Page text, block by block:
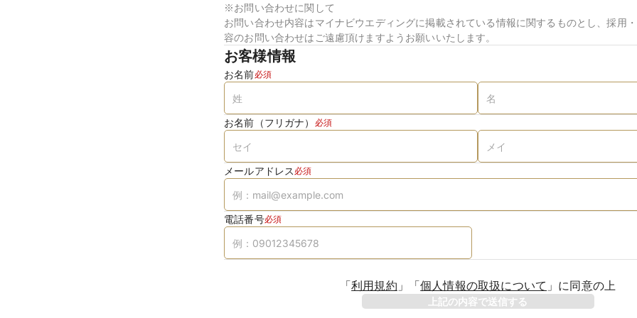
※お問い合わせに関して
お問い合わせ内容はマイナビウエディングに掲載されている情報に関するものとし、採用
容のお問い合わせはご遠慮頂けますようお願いいたします。
お客様情報
お名前必須
お名前（フリガナ） 必須
メールアドレス 必須
電話番号必須
「利用規約 」 「個人情報の取扱について 」 に同意の上
上記の内容で送信する